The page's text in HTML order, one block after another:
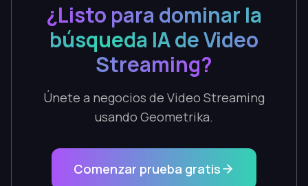
¿Listo para dominar la
búsqueda IA de Video
Streaming?
Únete a negocios de Video Streaming
usando Geometrika.
Comenzar prueba gratis